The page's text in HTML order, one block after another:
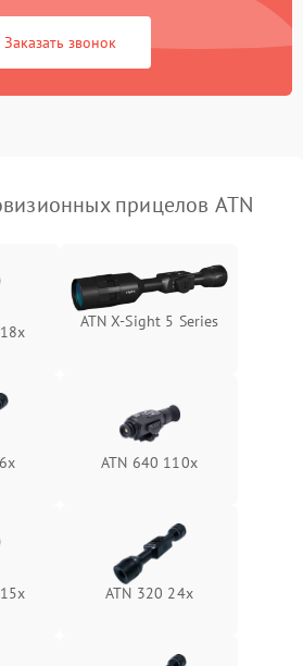
1500 ₽
1500 ₽ Подробнее →
1500 ₽ Подробнее →
Подробнее →
Подробнее →
Заказать звонок
прицелов ATN
ATN X‑Sight 5 Series
ATN 640 110x
ATN 320 24x